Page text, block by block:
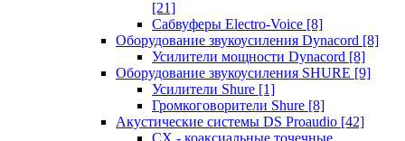
[21]
Сабвуферы Electro-Voice [8]
Оборудование звукоусиления Dynacord [8]
Усилители мощности Dynacord [8]
Оборудование звукоусиления SHURE [9]
Усилители Shure [1]
Громкоговорители Shure [8]
Акустические системы DS Proaudio [42]
CX - коаксиальные точечные